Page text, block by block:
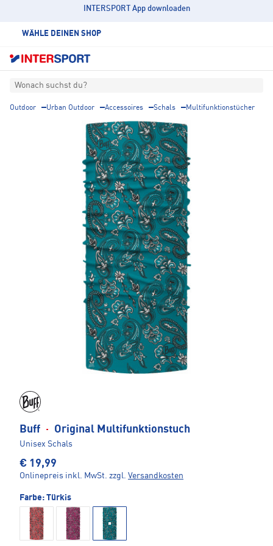
INTERSPORT App downloaden
WÄHLE DEINEN SHOP
Wonach suchst du?
Outdoor Urban Outdoor Accessoires Schals Multifunktionstücher
Buff · Original Multifunktionstuch
Unisex Schals
€ 19,99
Onlinepreis inkl. MwSt. zzgl. Versandkosten
Farbe: Türkis